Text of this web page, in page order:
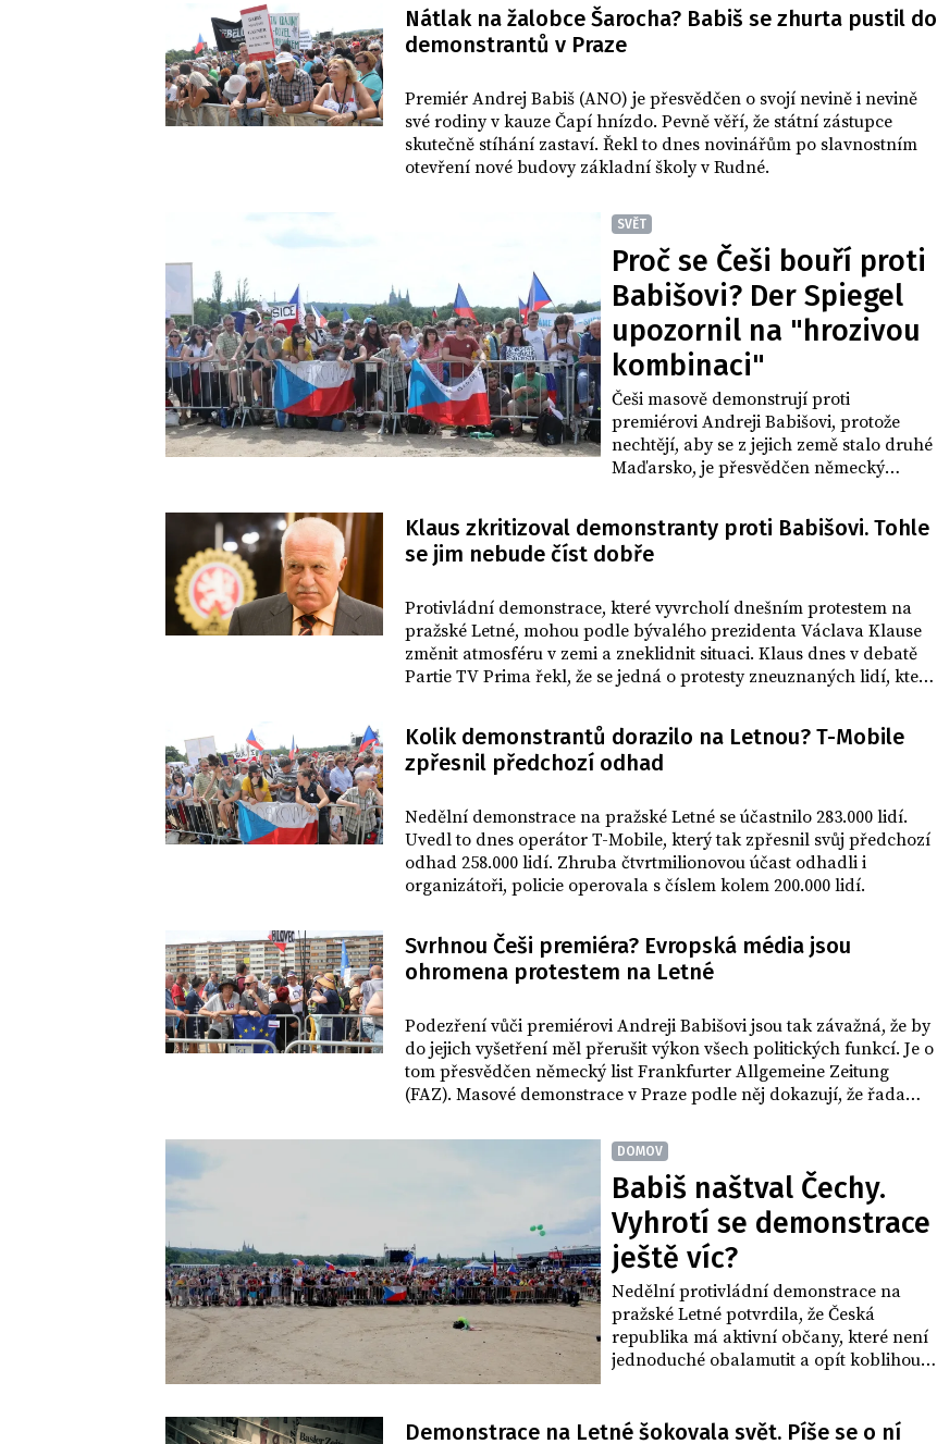
Nátlak na žalobce Šarocha? Babiš se zhurta pustil do
demonstrantů v Praze
Premiér Andrej Babiš (ANO) je přesvědčen o svojí nevině i nevině
své rodiny v kauze Čapí hnízdo. Pevně věří, že státní zástupce
skutečně stíhání zastaví. Řekl to dnes novinářům po slavnostním
otevření nové budovy základní školy v Rudné.
SVĚT
Proč se Češi bouří proti
Babišovi? Der Spiegel
upozornil na "hrozivou
kombinaci"
Češi masově demonstrují proti
premiérovi Andreji Babišovi, protože
nechtějí, aby se z jejich země stalo druhé
Maďarsko, je přesvědčen německý
Polsko, magazín v komentáři označuje
za autoritativně vedené, nacionalistické a
izolované v rámci Evropské unie.
Klaus zkritizoval demonstranty proti Babišovi. Tohle
se jim nebude číst dobře
Protivládní demonstrace, které vyvrcholí dnešním protestem na
pražské Letné, mohou podle bývalého prezidenta Václava Klause
změnit atmosféru v zemi a zneklidnit situaci. Klaus dnes v debatě
Partie TV Prima řekl, že se jedná o protesty zneuznaných lidí, kteří
podle něj stojí i za tím, že se opoziční strany vyvolaly hlasování o
nedůvěře vládě, které se uskuteční ve středu.
Kolik demonstrantů dorazilo na Letnou? T-Mobile
zpřesnil předchozí odhad
Nedělní demonstrace na pražské Letné se účastnilo 283.000 lidí.
Uvedl to dnes operátor T-Mobile, který tak zpřesnil svůj předchozí
odhad 258.000 lidí. Zhruba čtvrtmilionovou účast odhadli i
organizátoři, policie operovala s číslem kolem 200.000 lidí.
Svrhnou Češi premiéra? Evropská média jsou
ohromena protestem na Letné
Podezření vůči premiérovi Andreji Babišovi jsou tak závažná, že by
do jejich vyšetření měl přerušit výkon všech politických funkcí. Je o
tom přesvědčen německý list Frankfurter Allgemeine Zeitung
(FAZ). Masové demonstrace v Praze podle něj dokazují, že řada
Protestům proti Babišovi se na své poměry velmi obsáhle věnují i
DOMOV
Babiš naštval Čechy.
Vyhrotí se demonstrace
ještě víc?
Nedělní protivládní demonstrace na
pražské Letné potvrdila, že Česká
republika má aktivní občany, které není
jednoduché obalamutit a opít koblihou,
kterému byl protest namířen, se podle
Demonstrace na Letné šokovala svět. Píše se o ní